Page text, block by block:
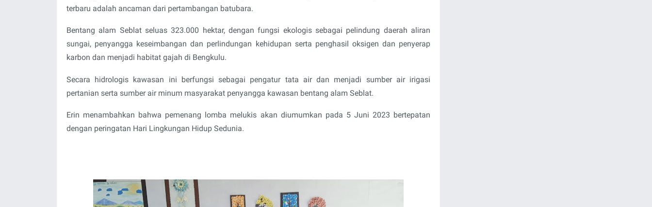
terbaru adalah ancaman dari pertambangan batubara.
Bentang alam Seblat seluas 323.000 hektar, dengan fungsi ekologis sebagai pelindung daerah aliran
sungai, penyangga keseimbangan dan perlindungan kehidupan serta penghasil oksigen dan penyerap
karbon dan menjadi habitat gajah di Bengkulu.
Secara hidrologis kawasan ini berfungsi sebagai pengatur tata air dan menjadi sumber air irigasi
pertanian serta sumber air minum masyarakat penyangga kawasan bentang alam Seblat.
Erin menambahkan bahwa pemenang lomba melukis akan diumumkan pada 5 Juni 2023 bertepatan
dengan peringatan Hari Lingkungan Hidup Sedunia.